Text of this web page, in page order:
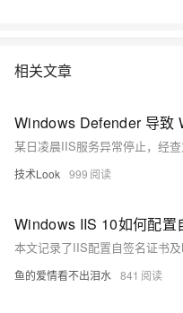
相关文章
Windows Defender 导致
技术Look 999
鱼的爱情看不出泪水 841